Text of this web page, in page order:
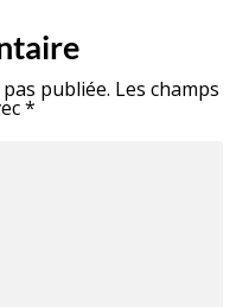
publiée. Les champs
*